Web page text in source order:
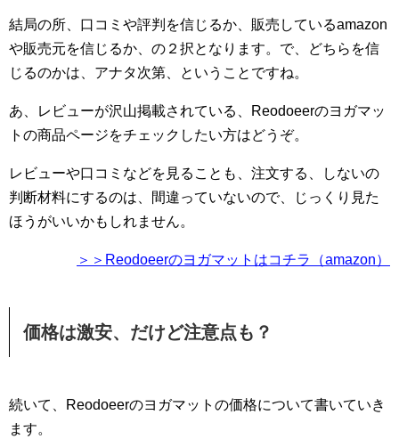
結局の所、口コミや評判を信じるか、販売しているamazon
や販売元を信じるか、の２択となります。で、どちらを信
じるのかは、アナタ次第、ということですね。
あ、レビューが沢山掲載されている、Reodoeerのヨガマッ
トの商品ページをチェックしたい方はどうぞ。
レビューや口コミなどを見ることも、注文する、しないの
判断材料にするのは、間違っていないので、じっくり見た
ほうがいいかもしれません。
＞＞Reodoeerのヨガマットはコチラ（amazon）
価格は激安、だけど注意点も？
続いて、Reodoeerのヨガマットの価格について書いていき
ます。